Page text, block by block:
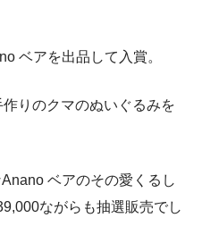
ベアを出品して入賞。
りのクマのぬいぐるみを
ベアのその愛くるし
ながらも抽選販売でし